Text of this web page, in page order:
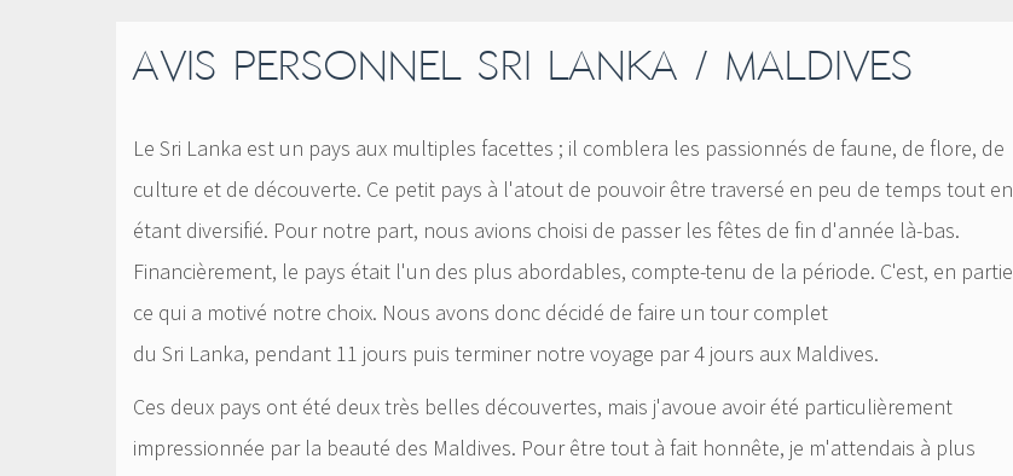
AVIS PERSONNEL SRI LANKA / MALDIVES
Le Sri Lanka est un pays aux multiples facettes ; il comblera les passionnés de faune, de flore, de
culture et de découverte. Ce petit pays à l'atout de pouvoir être traversé en peu de temps tout en
étant diversifié. Pour notre part, nous avions choisi de passer les fêtes de fin d'année là-bas.
Financièrement, le pays était l'un des plus abordables, compte-tenu de la période. C'est, en partie
ce qui a motivé notre choix. Nous avons donc décidé de faire un tour complet
du Sri Lanka, pendant 11 jours puis terminer notre voyage par 4 jours aux Maldives.
Ces deux pays ont été deux très belles découvertes, mais j'avoue avoir été particulièrement
impressionnée par la beauté des Maldives. Pour être tout à fait honnête, je m'attendais à plus